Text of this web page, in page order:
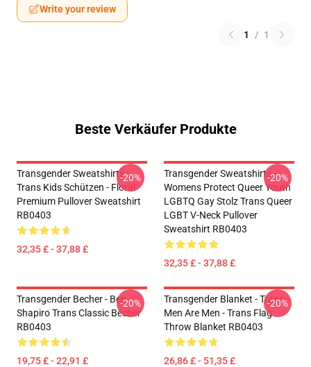
Write your review
1 / 1
Beste Verkäufer Produkte
Transgender Sweatshirts -
Trans Kids Schützen - Floral
Premium Pullover Sweatshirt
RB0403
32,35 £ - 37,88 £
-20%
Transgender Sweatshirts -
Womens Protect Queer Youth
LGBTQ Gay Stolz Trans Queer
LGBT V-Neck Pullover
Sweatshirt RB0403
32,35 £ - 37,88 £
-20%
Transgender Becher - Ben
Shapiro Trans Classic Becher
RB0403
19,75 £ - 22,91 £
-20%
Transgender Blanket - Trans
Men Are Men - Trans Flag
Throw Blanket RB0403
26,86 £ - 51,35 £
-20%